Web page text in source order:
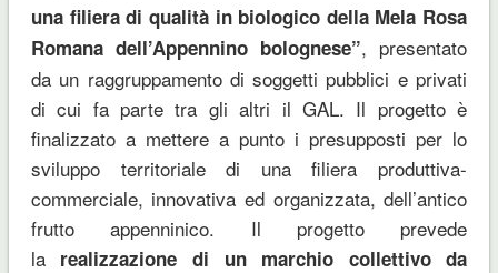
una filiera di qualità in biologico della Mela Rosa
Romana dell’Appennino bolognese”, presentato
da un raggruppamento di soggetti pubblici e privati
di cui fa parte tra gli altri il GAL. Il progetto è
finalizzato a mettere a punto i presupposti per lo
sviluppo territoriale di una filiera produttiva-
commerciale, innovativa ed organizzata, dell’antico
frutto appenninico. Il progetto prevede
la realizzazione di un marchio collettivo da